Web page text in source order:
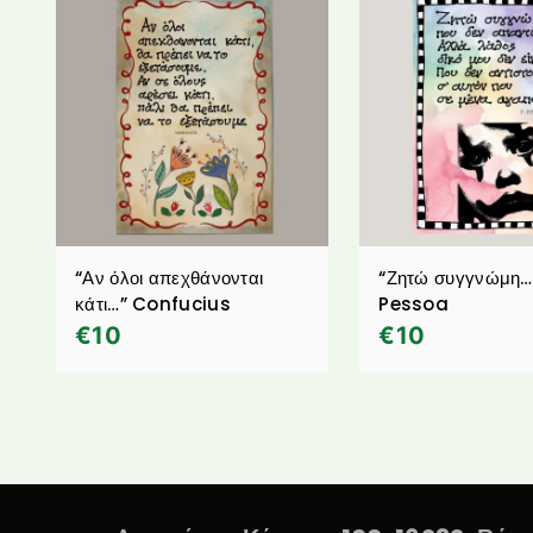
“Αν όλοι απεχθάνονται
κάτι…” Confucius
€10
“Ζητώ
Pessoa
€10